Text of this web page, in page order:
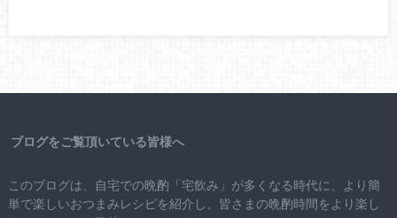
ブログをご覧頂いている皆様へ
このブログは、自宅での晩酌「宅飲み」が多くなる時代に、より簡
単で楽しいおつまみレシピを紹介し、皆さまの晩酌時間をより楽し